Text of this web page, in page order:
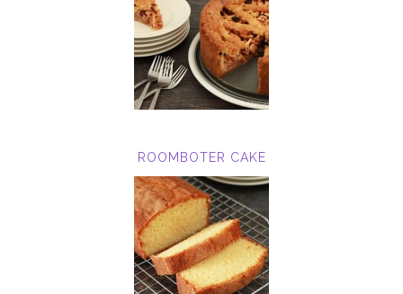
ROOMBOTER CAKE